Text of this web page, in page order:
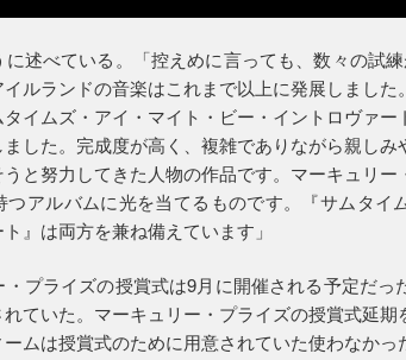
述べている。「控えめに言っても、数々の試
ルランドの音楽はこれまで以上に発展しました
イムズ・アイ・マイト・ビー・イントロヴァー
した。完成度が高く、複雑でありながら親しみ
と努力してきた人物の作品です。マーキュリー
つアルバムに光を当てるものです。『サムタイ
』は両方を兼ね備えています」
プライズの授賞式は9月に開催される予定だっ
ていた。マーキュリー・プライズの授賞式延期
ムは授賞式のために用意されていた使わなか